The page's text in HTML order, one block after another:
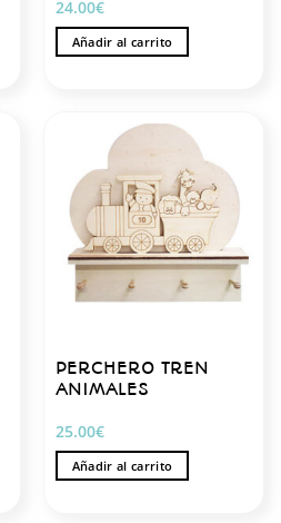
24.00€
Añadir al carrito
PERCHERO TREN
ANIMALES
25.00€
Añadir al carrito